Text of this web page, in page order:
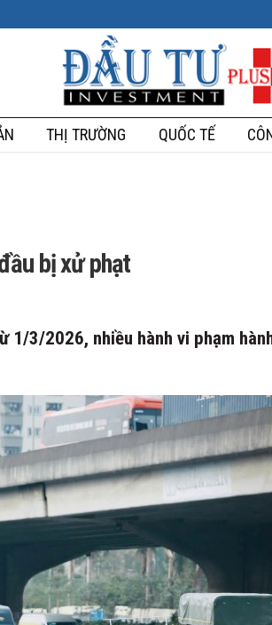
THỊ TRƯỜNG QUỐC TẾ
bị xử phạt
3/2026, nhiều hành vi phạm